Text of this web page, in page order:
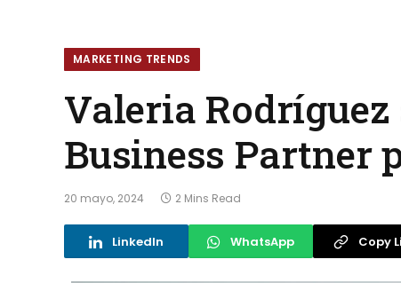
MARKETING TRENDS
Valeria
Business Partner
20 mayo, 2024 2 Mins Read
LinkedIn WhatsApp Copy